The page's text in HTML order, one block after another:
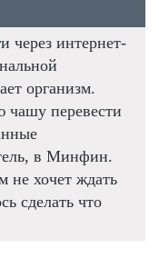
через интернет-
организм.
чашу перевести
в Минфин.
не хочет ждать
сделать что